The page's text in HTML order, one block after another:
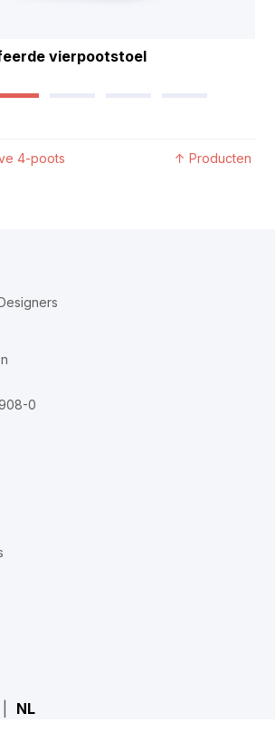
vierpootstoel
4-poots ↑ Producten
0
NL